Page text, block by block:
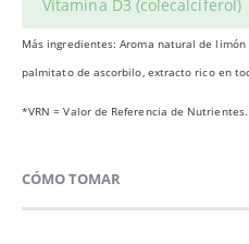
Vitamina D3 (colecalciferol)
Más ingredientes: Aroma natural de
palmitato de ascorbilo, extracto rico en
*VRN = Valor de Referencia de Nutrientes.
CÓMO TOMAR